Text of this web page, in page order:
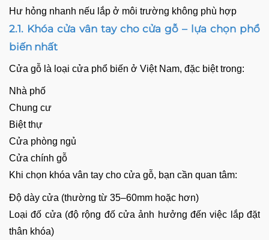
Hư hỏng nhanh nếu lắp ở môi trường không phù hợp
2.1. Khóa cửa vân tay cho cửa gỗ – lựa chọn phổ
biến nhất
Cửa gỗ là loại cửa phổ biến ở Việt Nam, đặc biệt trong:
Nhà phố
Chung cư
Biệt thự
Cửa phòng ngủ
Cửa chính gỗ
Khi chọn khóa vân tay cho cửa gỗ, bạn cần quan tâm:
Độ dày cửa (thường từ 35–60mm hoặc hơn)
Loại đố cửa (độ rộng đố cửa ảnh hưởng đến việc lắp đặt
thân khóa)